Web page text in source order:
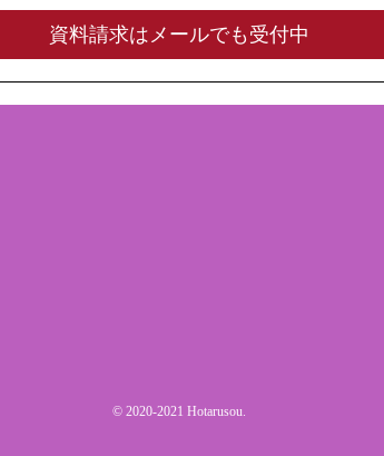
資料請求はメールでも受付中
© 2020-2021 Hotarusou.